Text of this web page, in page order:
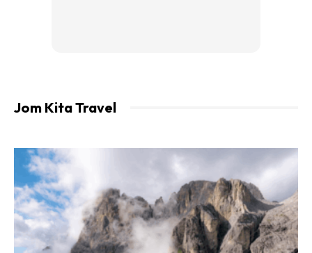
Foto: wikipedia
Jom Kita Travel